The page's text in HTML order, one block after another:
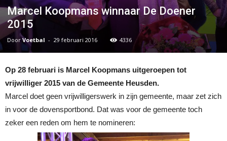
Marcel Koopmans winnaar De Doener
2015
DoorVoetbal - 29 februari 2016 4336
Op 28 februari is Marcel Koopmans uitgeroepen tot
vrijwilliger 2015 van de Gemeente Heusden.
Marcel doet geen vrijwilligerswerk in zijn gemeente, maar zet zich
in voor de dovensportbond. Dat was voor de gemeente toch
zeker een reden om hem te nomineren: